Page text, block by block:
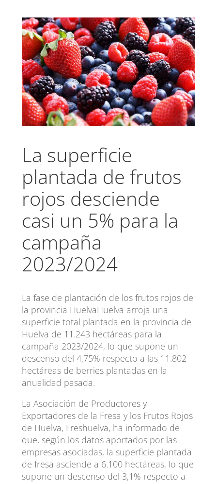
La superficie
plantada de frutos
rojos desciende
casi un 5% para la
campaña
2023/2024
La fase de plantación de los frutos rojos de
la provincia HuelvaHuelva arroja una
superficie total plantada en la provincia de
Huelva de 11.243 hectáreas para la
campaña 2023/2024, lo que supone un
descenso del 4,75% respecto a las 11.802
hectáreas de berries plantadas en la
anualidad pasada.
La Asociación de Productores y
Exportadores de la Fresa y los Frutos Rojos
de Huelva, Freshuelva, ha informado de
que, según los datos aportados por las
empresas asociadas, la superficie plantada
de fresa asciende a 6.100 hectáreas, lo que
supone un descenso del 3,1% respecto a